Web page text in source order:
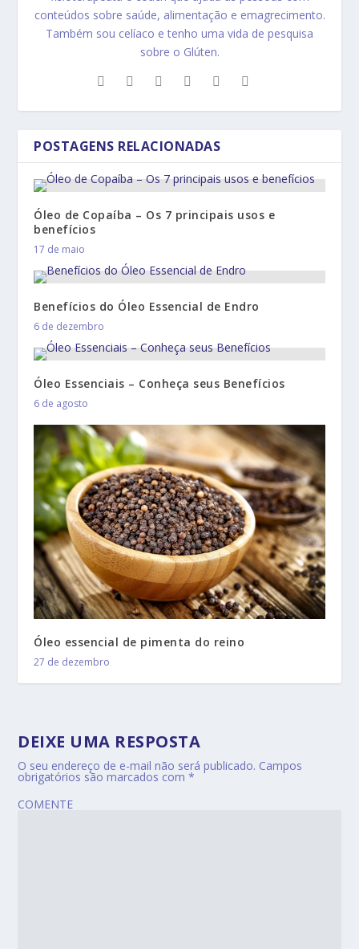
conteúdos sobre saúde, alimentação e emagrecimento.
Também sou celíaco e tenho uma vida de pesquisa
sobre o Glúten.
POSTAGENS RELACIONADAS
Óleo de Copaíba – Os 7 principais usos e
benefícios
17 de maio
Benefícios do Óleo Essencial de Endro
6 de dezembro
Óleo Essenciais – Conheça seus Benefícios
6 de agosto
Óleo essencial de pimenta do reino
27 de dezembro
DEIXE UMA RESPOSTA
O seu endereço de e-mail não será publicado. Campos
obrigatórios são marcados com*
COMENTE